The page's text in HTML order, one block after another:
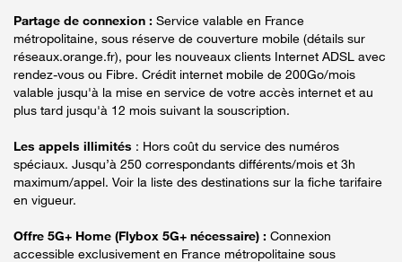
Partage de connexion : Service valable en France
métropolitaine, sous réserve de couverture mobile (détails sur
réseaux.orange.fr), pour les nouveaux clients Internet ADSL avec
rendez-vous ou Fibre. Crédit internet mobile de 200Go/mois
valable jusqu'à la mise en service de votre accès internet et au
plus tard jusqu'à 12 mois suivant la souscription.
Les appels illimités : Hors coût du service des numéros
spéciaux. Jusqu’à 250 correspondants différents/mois et 3h
maximum/appel. Voir la liste des destinations sur la fiche tarifaire
en vigueur.
Offre 5G+ Home (Flybox 5G+ nécessaire) : Connexion
accessible exclusivement en France métropolitaine sous